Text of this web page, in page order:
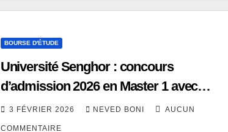
BOURSE D'ÉTUDE
Université Senghor : concours
d’admission 2026 en Master 1 avec
bourses à la clé
3 FÉVRIER 2026 NEVED BONI AUCUN
COMMENTAIRE